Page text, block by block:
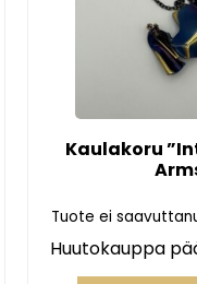
Kaulakoru
Tuote ei
Huutokauppa